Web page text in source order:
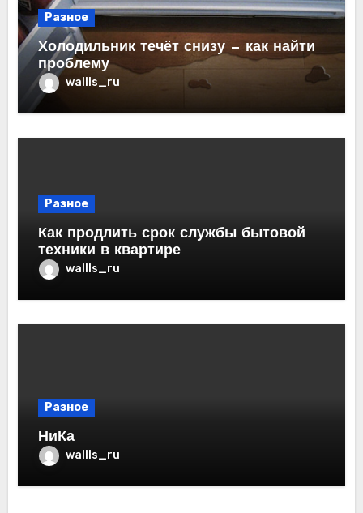
Разное
Холодильник течёт снизу — как найти
проблему
wallls_ru
Разное
Как продлить срок службы бытовой
техники в квартире
wallls_ru
Разное
НиКа
wallls_ru